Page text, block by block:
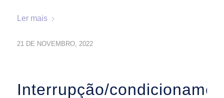
Ler mais
21 DE NOVEMBRO, 2022
Interrupção/